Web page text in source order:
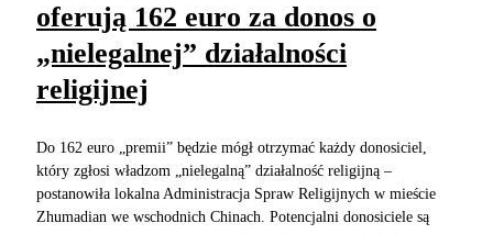
oferują 162 euro za donos o
„nielegalnej” działalności
religijnej
Do 162 euro „premii” będzie mógł otrzymać każdy donosiciel,
który zgłosi władzom „nielegalną” działalność religijną –
postanowiła lokalna Administracja Spraw Religijnych w mieście
Zhumadian we wschodnich Chinach. Potencjalni donosiciele są